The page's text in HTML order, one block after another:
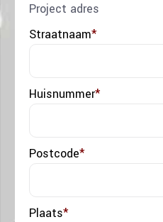
Project adres
Straatnaam*
Huisnummer*
Postcode*
Plaats*